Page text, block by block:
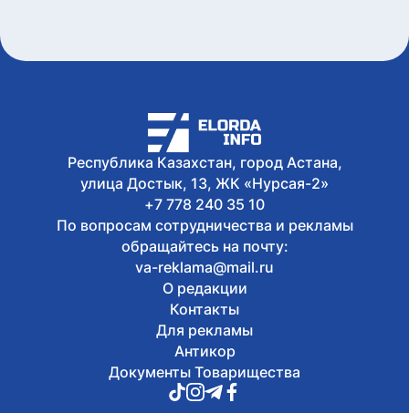
Республика Казахстан, город Астана,
улица Достык, 13, ЖК «Нурсая-2»
+7 778 240 35 10
По вопросам сотрудничества и рекламы
обращайтесь на почту:
va-reklama@mail.ru
О редакции
Контакты
Для рекламы
Антикор
Документы Товарищества